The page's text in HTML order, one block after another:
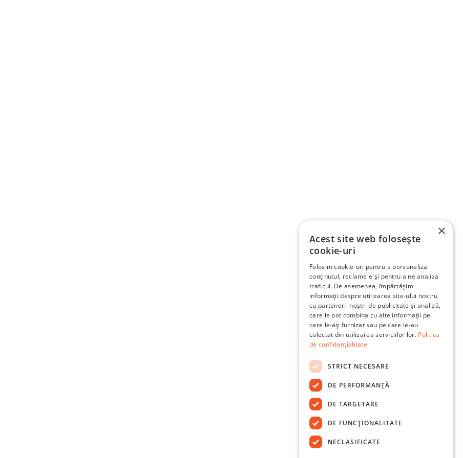
×
Acest site web folosește
cookie-uri
Folosim cookie-uri pentru a personaliza
conținutul, reclamele și pentru a ne analiza
traficul. De asemenea, împărtășim
informații despre utilizarea site-ului nostru
cu partenerii noștri de publicitate și analiză,
care le pot combina cu alte informații pe
care le-ați furnizat sau pe care le-au
colectat din utilizarea serviciilor lor. Politica
de confidențialitate
STRICT NECESARE
DE PERFORMANȚĂ
DE TARGETARE
DE FUNCŢIONALITATE
NECLASIFICATE